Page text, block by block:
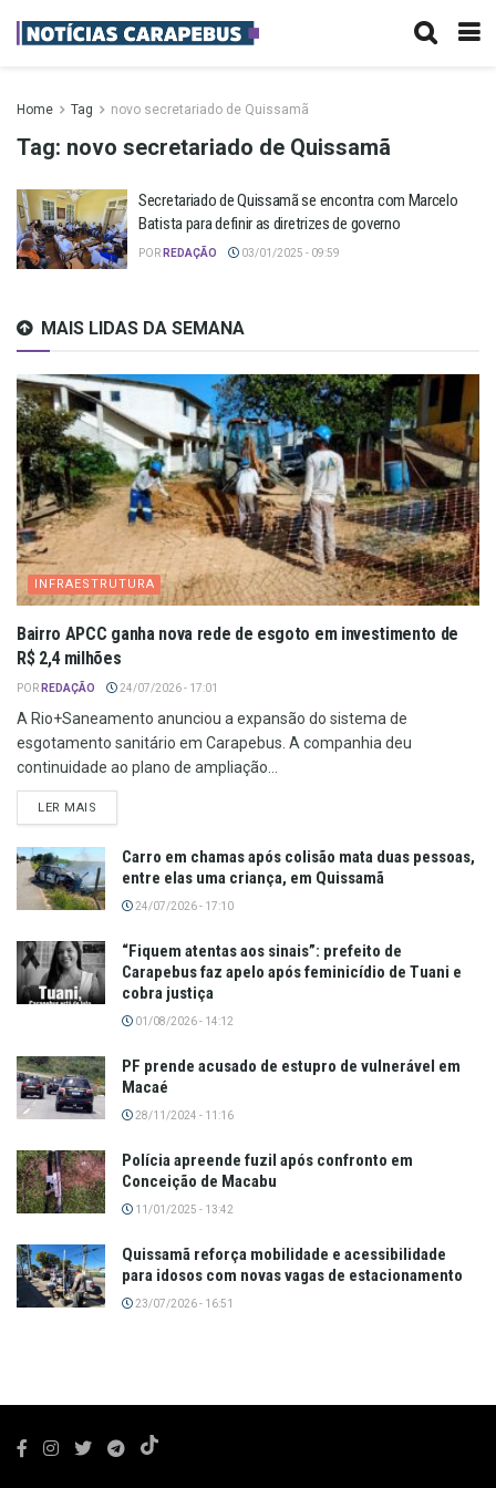
Home Tag novo secretariado de Quissamã
Tag: novo secretariado de Quissamã
Secretariado de Quissamã se encontra com Marcelo
Batista para definir as diretrizes de governo
POR REDAÇÃO 03/01/2025 - 09:59
MAIS LIDAS DA SEMANA
INFRAESTRUTURA
Bairro APCC ganha nova rede de esgoto em investimento de
R$ 2,4 milhões
POR REDAÇÃO 24/07/2026 - 17:01
A Rio+Saneamento anunciou a expansão do sistema de
esgotamento sanitário em Carapebus. A companhia deu
continuidade ao plano de ampliação...
LER MAIS
Carro em chamas após colisão mata duas pessoas,
entre elas uma criança, em Quissamã
24/07/2026 - 17:10
“Fiquem atentas aos sinais”: prefeito de
Carapebus faz apelo após feminicídio de Tuani e
cobra justiça
01/08/2026 - 14:12
PF prende acusado de estupro de vulnerável em
Macaé
28/11/2024 - 11:16
Polícia apreende fuzil após confronto em
Conceição de Macabu
11/01/2025 - 13:42
Quissamã reforça mobilidade e acessibilidade
para idosos com novas vagas de estacionamento
23/07/2026 - 16:51